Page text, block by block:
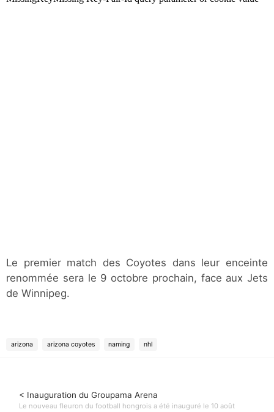
Le premier match des Coyotes dans leur enceinte
renommée sera le 9 octobre prochain, face aux Jets
de Winnipeg.
arizona arizona coyotes naming nhl
< Inauguration du Groupama Arena
Le nouveau fleuron du football hongrois a été inauguré le 10 août